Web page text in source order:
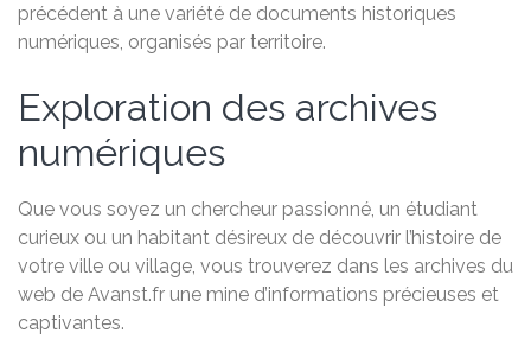
précédent à une variété de documents historiques
numériques, organisés par territoire.
Exploration des archives
numériques
Que vous soyez un chercheur passionné, un étudiant
curieux ou un habitant désireux de découvrir l’histoire de
votre ville ou village, vous trouverez dans les archives du
web de Avanst.fr une mine d’informations précieuses et
captivantes.